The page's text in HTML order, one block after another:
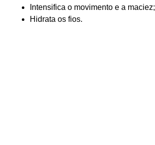
Intensifica o movimento e a maciez;
Hidrata os fios.